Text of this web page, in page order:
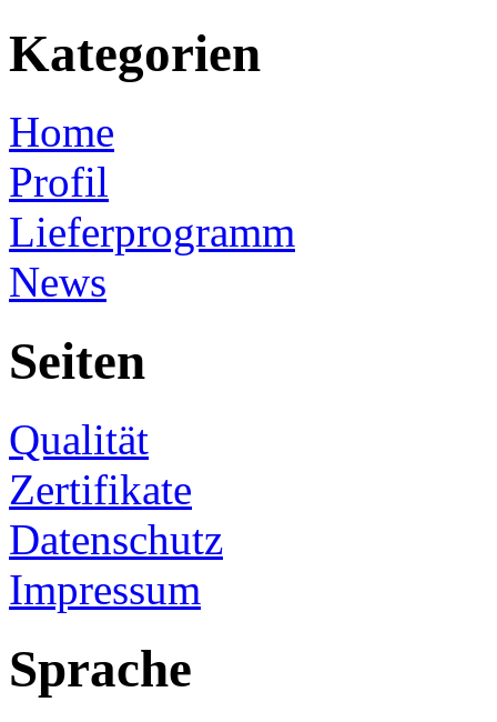
Kategorien
Home
Profil
Lieferprogramm
News
Seiten
Qualität
Zertifikate
Datenschutz
Impressum
Sprache